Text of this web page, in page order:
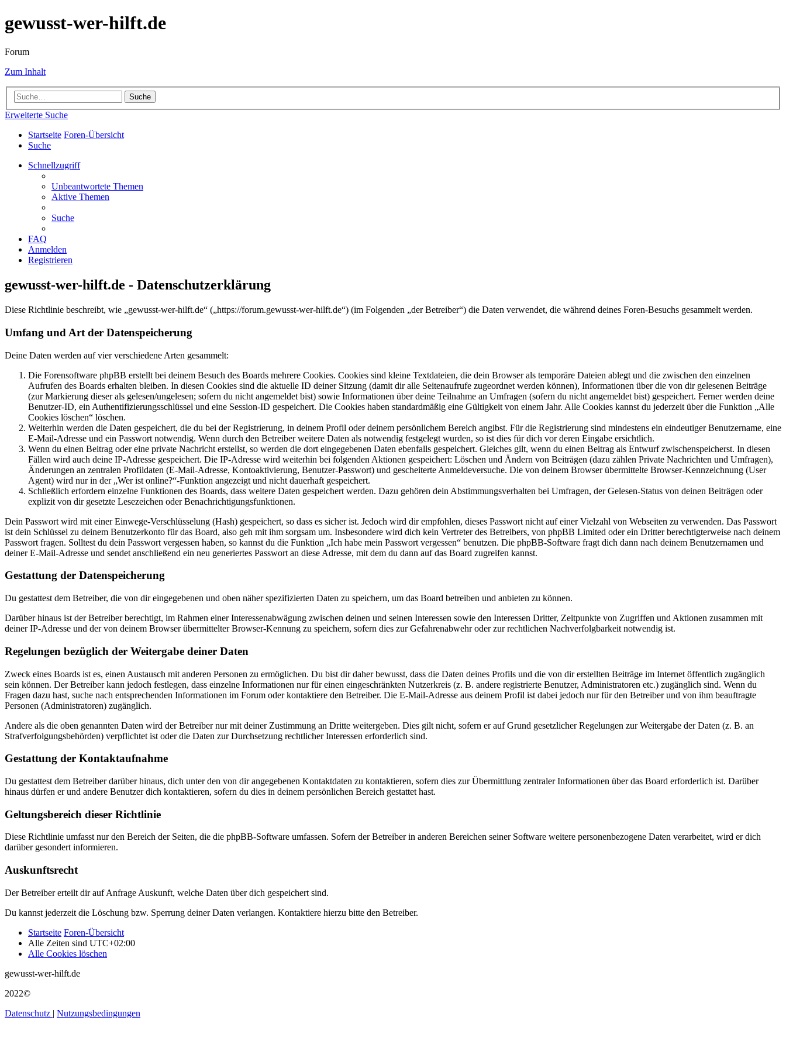
gewusst-wer-hilft.de
Forum
Zum Inhalt
Suche
Erweiterte Suche
Startseite Foren-Übersicht
Suche
Schnellzugriff
Unbeantwortete Themen
Aktive Themen
Suche
FAQ
Anmelden
Registrieren
gewusst-wer-hilft.de - Datenschutzerklärung
Diese Richtlinie beschreibt, wie „gewusst-wer-hilft.de“ („https://forum.gewusst-wer-hilft.de“) (im Folgenden „der Betreiber“) die Daten verwendet, die während deines Foren-Besuchs gesammelt werden.
Umfang und Art der Datenspeicherung
Deine Daten werden auf vier verschiedene Arten gesammelt:
Die Forensoftware phpBB erstellt bei deinem Besuch des Boards mehrere Cookies. Cookies sind kleine Textdateien, die dein Browser als temporäre Dateien ablegt und die zwischen den einzelnen
Aufrufen des Boards erhalten bleiben. In diesen Cookies sind die aktuelle ID deiner Sitzung (damit dir alle Seitenaufrufe zugeordnet werden können), Informationen über die von dir gelesenen Beiträge
(zur Markierung dieser als gelesen/ungelesen; sofern du nicht angemeldet bist) sowie Informationen über deine Teilnahme an Umfragen (sofern du nicht angemeldet bist) gespeichert. Ferner werden deine
Benutzer-ID, ein Authentifizierungsschlüssel und eine Session-ID gespeichert. Die Cookies haben standardmäßig eine Gültigkeit von einem Jahr. Alle Cookies kannst du jederzeit über die Funktion „Alle
Cookies löschen“ löschen.
Weiterhin werden die Daten gespeichert, die du bei der Registrierung, in deinem Profil oder deinem persönlichem Bereich angibst. Für die Registrierung sind mindestens ein eindeutiger Benutzername, eine
E-Mail-Adresse und ein Passwort notwendig. Wenn durch den Betreiber weitere Daten als notwendig festgelegt wurden, so ist dies für dich vor deren Eingabe ersichtlich.
Wenn du einen Beitrag oder eine private Nachricht erstellst, so werden die dort eingegebenen Daten ebenfalls gespeichert. Gleiches gilt, wenn du einen Beitrag als Entwurf zwischenspeicherst. In diesen
Fällen wird auch deine IP-Adresse gespeichert. Die IP-Adresse wird weiterhin bei folgenden Aktionen gespeichert: Löschen und Ändern von Beiträgen (dazu zählen Private Nachrichten und Umfragen),
Änderungen an zentralen Profildaten (E-Mail-Adresse, Kontoaktivierung, Benutzer-Passwort) und gescheiterte Anmeldeversuche. Die von deinem Browser übermittelte Browser-Kennzeichnung (User
Agent) wird nur in der „Wer ist online?“-Funktion angezeigt und nicht dauerhaft gespeichert.
Schließlich erfordern einzelne Funktionen des Boards, dass weitere Daten gespeichert werden. Dazu gehören dein Abstimmungsverhalten bei Umfragen, der Gelesen-Status von deinen Beiträgen oder
explizit von dir gesetzte Lesezeichen oder Benachrichtigungsfunktionen.
Dein Passwort wird mit einer Einwege-Verschlüsselung (Hash) gespeichert, so dass es sicher ist. Jedoch wird dir empfohlen, dieses Passwort nicht auf einer Vielzahl von Webseiten zu verwenden. Das Passwort
ist dein Schlüssel zu deinem Benutzerkonto für das Board, also geh mit ihm sorgsam um. Insbesondere wird dich kein Vertreter des Betreibers, von phpBB Limited oder ein Dritter berechtigterweise nach deinem
Passwort fragen. Solltest du dein Passwort vergessen haben, so kannst du die Funktion „Ich habe mein Passwort vergessen“ benutzen. Die phpBB-Software fragt dich dann nach deinem Benutzernamen und
deiner E-Mail-Adresse und sendet anschließend ein neu generiertes Passwort an diese Adresse, mit dem du dann auf das Board zugreifen kannst.
Gestattung der Datenspeicherung
Du gestattest dem Betreiber, die von dir eingegebenen und oben näher spezifizierten Daten zu speichern, um das Board betreiben und anbieten zu können.
Darüber hinaus ist der Betreiber berechtigt, im Rahmen einer Interessenabwägung zwischen deinen und seinen Interessen sowie den Interessen Dritter, Zeitpunkte von Zugriffen und Aktionen zusammen mit
deiner IP-Adresse und der von deinem Browser übermittelter Browser-Kennung zu speichern, sofern dies zur Gefahrenabwehr oder zur rechtlichen Nachverfolgbarkeit notwendig ist.
Regelungen bezüglich der Weitergabe deiner Daten
Zweck eines Boards ist es, einen Austausch mit anderen Personen zu ermöglichen. Du bist dir daher bewusst, dass die Daten deines Profils und die von dir erstellten Beiträge im Internet öffentlich zugänglich
sein können. Der Betreiber kann jedoch festlegen, dass einzelne Informationen nur für einen eingeschränkten Nutzerkreis (z. B. andere registrierte Benutzer, Administratoren etc.) zugänglich sind. Wenn du
Fragen dazu hast, suche nach entsprechenden Informationen im Forum oder kontaktiere den Betreiber. Die E-Mail-Adresse aus deinem Profil ist dabei jedoch nur für den Betreiber und von ihm beauftragte
Personen (Administratoren) zugänglich.
Andere als die oben genannten Daten wird der Betreiber nur mit deiner Zustimmung an Dritte weitergeben. Dies gilt nicht, sofern er auf Grund gesetzlicher Regelungen zur Weitergabe der Daten (z. B. an
Strafverfolgungsbehörden) verpflichtet ist oder die Daten zur Durchsetzung rechtlicher Interessen erforderlich sind.
Gestattung der Kontaktaufnahme
Du gestattest dem Betreiber darüber hinaus, dich unter den von dir angegebenen Kontaktdaten zu kontaktieren, sofern dies zur Übermittlung zentraler Informationen über das Board erforderlich ist. Darüber
hinaus dürfen er und andere Benutzer dich kontaktieren, sofern du dies in deinem persönlichen Bereich gestattet hast.
Geltungsbereich dieser Richtlinie
Diese Richtlinie umfasst nur den Bereich der Seiten, die die phpBB-Software umfassen. Sofern der Betreiber in anderen Bereichen seiner Software weitere personenbezogene Daten verarbeitet, wird er dich
darüber gesondert informieren.
Auskunftsrecht
Der Betreiber erteilt dir auf Anfrage Auskunft, welche Daten über dich gespeichert sind.
Du kannst jederzeit die Löschung bzw. Sperrung deiner Daten verlangen. Kontaktiere hierzu bitte den Betreiber.
Startseite Foren-Übersicht
Alle Zeiten sind UTC+02:00
Alle Cookies löschen
gewusst-wer-hilft.de
2022©
Datenschutz | Nutzungsbedingungen